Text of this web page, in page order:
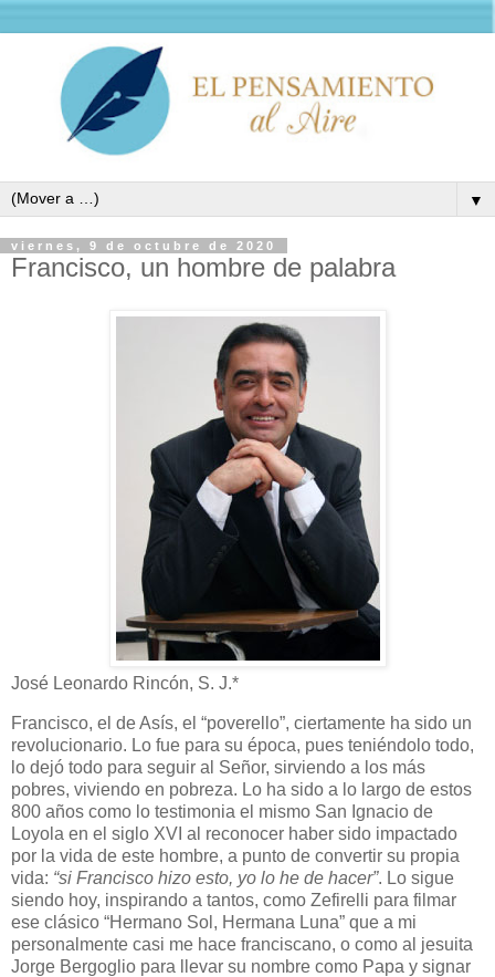
▼
viernes, 9 de octubre de 2020
Francisco, un hombre de palabra
José Leonardo Rincón, S. J.*
Francisco, el de Asís, el “poverello”, ciertamente ha sido un
revolucionario. Lo fue para su época, pues teniéndolo todo,
lo dejó todo para seguir al Señor, sirviendo a los más
pobres, viviendo en pobreza. Lo ha sido a lo largo de estos
800 años como lo testimonia el mismo San Ignacio de
Loyola en el siglo XVI al reconocer haber sido impactado
por la vida de este hombre, a punto de convertir su propia
vida: “si Francisco hizo esto, yo lo he de hacer”. Lo sigue
siendo hoy, inspirando a tantos, como Zefirelli para filmar
ese clásico “Hermano Sol, Hermana Luna” que a mi
personalmente casi me hace franciscano, o como al jesuita
Jorge Bergoglio para llevar su nombre como Papa y signar